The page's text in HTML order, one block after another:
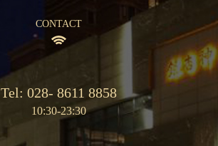
CONTACT
Tel: 028- 8611 8858
10:30-23:30